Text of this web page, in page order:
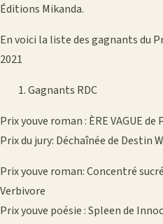
Éditions Mikanda.
En voici la liste des gagnants du
2021
Gagnants RDC
Prix youve roman : ÈRE VAGUE
Prix du jury: Déchaînée de Destin
Prix youve roman: Concentré
Verbivore
Prix youve poésie : Spleen de